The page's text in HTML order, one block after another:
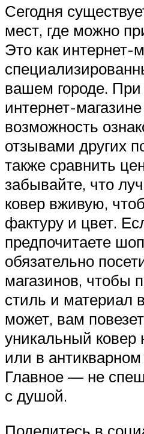
Сегодня
мест, где можно
Это как интернет-
вашем городе. При
интернет-
возможность
отзывами других
также сравнить
забывайте, что
ковер вживую,
фактуру и цвет.
предпочитаете
обязательно
магазинов, чтобы
стиль и материал
может, вам
уникальный ковер
или в антикварном
Главное — не
с душой.
Поделитесь в